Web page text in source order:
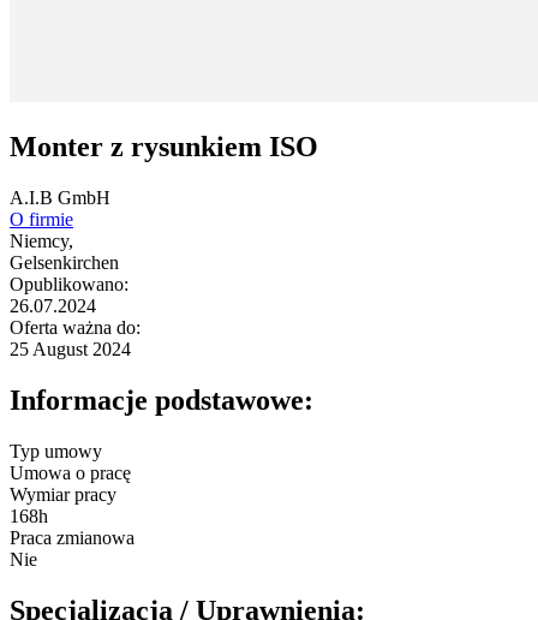
Monter z rysunkiem ISO
A.I.B GmbH
O firmie
Niemcy,
Gelsenkirchen
Opublikowano:
26.07.2024
Oferta ważna do:
25 August 2024
Informacje podstawowe:
Typ umowy
Umowa o pracę
Wymiar pracy
168h
Praca zmianowa
Nie
Specjalizacja / Uprawnienia: